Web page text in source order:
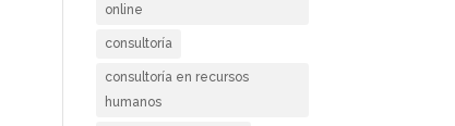
online
consultoría
consultoría en recursos
humanos